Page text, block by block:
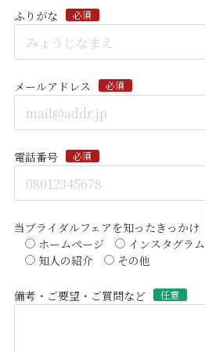
ふりがな 必須
メールアドレス 必須
電話番号 必須
当ブライダルフェアを知ったきっかけ
ホームページ インスタグラム
知人の紹介
その他
備考・ご要望・ご質問など 任意